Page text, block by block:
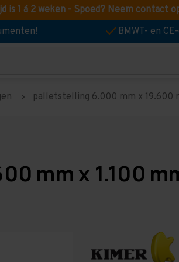
is 1 á 2 weken - Spoed? Neem contact
BMWT- en
palletstelling 6.000 mm x 19.600
mm x 1.100